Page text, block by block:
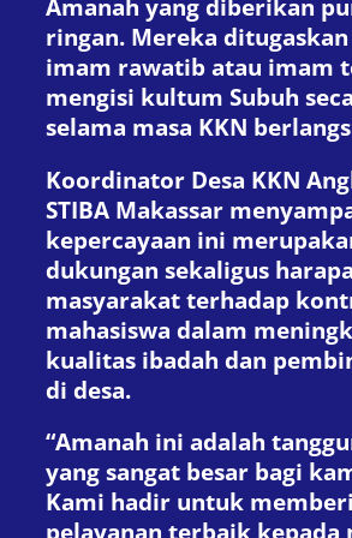
Amanah yang diberikan
ringan. Mereka
imam rawatib atau imam
mengisi kultum Subuh
selama masa KKN
Koordinator Desa KKN
STIBA Makassar
kepercayaan ini
dukungan sekaligus
masyarakat terhadap
mahasiswa dalam
kualitas ibadah dan
di desa.
“Amanah ini adalah
yang sangat besar bagi
Kami hadir untuk
pelayanan terbaik kepada